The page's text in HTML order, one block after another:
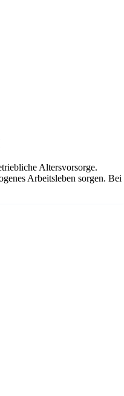
Altersvorsorge.
Arbeitsleben sorgen. Bei